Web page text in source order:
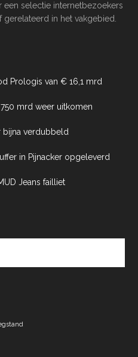
selectie internetbezoekers
in het vakgebied.
Prologis van € 16,1 mrd
750 mrd weer uitkomen
bijna verdubbeld
in Pijnacker opgeleverd
Jeans failliet